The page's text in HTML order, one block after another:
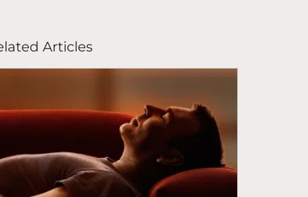
Articles